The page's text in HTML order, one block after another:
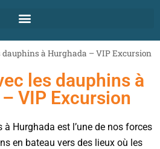
dauphins à Hurghada – VIP Excursion
les dauphins à
VIP Excursion
Hurghada est l’une de nos forces
en bateau vers des lieux où les